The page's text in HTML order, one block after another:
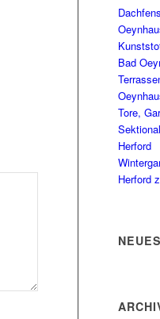
Bad
Tore,
Herford
Herford